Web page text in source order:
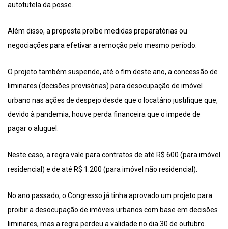
autotutela da posse.
Além disso, a proposta proíbe medidas preparatórias ou
negociações para efetivar a remoção pelo mesmo período.
O projeto também suspende, até o fim deste ano, a concessão de
liminares (decisões provisórias) para desocupação de imóvel
urbano nas ações de despejo desde que o locatário justifique que,
devido à pandemia, houve perda financeira que o impede de
pagar o aluguel.
Neste caso, a regra vale para contratos de até R$ 600 (para imóvel
residencial) e de até R$ 1.200 (para imóvel não residencial).
No ano passado, o Congresso já tinha aprovado um projeto para
proibir a desocupação de imóveis urbanos com base em decisões
liminares, mas a regra perdeu a validade no dia 30 de outubro.